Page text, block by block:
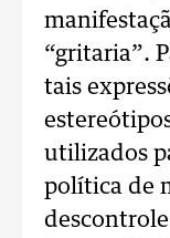
“gritaria”.
tais
utilizados
política de